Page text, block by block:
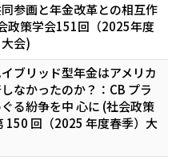
参画と年金改革との相互作
政策学会151回（2025年度
会)
ブリッド型年金はアメリカ
なかったのか？：CB プラ
る紛争を中 心に (社会政策
150 回（2025 年度春季）大